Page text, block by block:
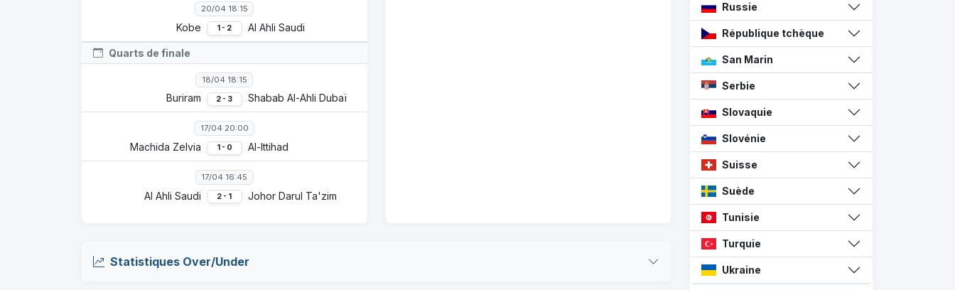
20/04 18:15
Kobe 1 - 2 Al Ahli Saudi
Quarts de finale
18/04 18:15
Buriram 2 - 3 Shabab Al-Ahli Dubaï
17/04 20:00
Machida Zelvia 1 - 0 Al-Ittihad
17/04 16:45
Al Ahli Saudi 2 - 1 Johor Darul Ta'zim
Statistiques Over/Under
Russie
République tchèque
San Marin
Serbie
Slovaquie
Slovénie
Suisse
Suède
Tunisie
Turquie
Ukraine